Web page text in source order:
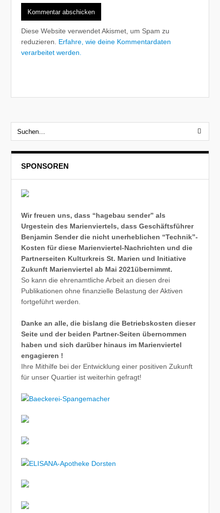
Diese Website verwendet Akismet, um Spam zu
reduzieren. Erfahre, wie deine Kommentardaten
verarbeitet werden.
SPONSOREN
Wir freuen uns, dass “hagebau sender” als
Urgestein des Marienviertels, dass Geschäftsführer
Benjamin Sender die nicht unerheblichen “Technik”-
Kosten für diese Marienviertel-Nachrichten und die
Partnerseiten Kulturkreis St. Marien und Initiative
Zukunft Marienviertel ab Mai 2021übernimmt.
So kann die ehrenamtliche Arbeit an diesen drei
Publikationen ohne finanzielle Belastung der Aktiven
fortgeführt werden.
Danke an alle, die bislang die Betriebskosten dieser
Seite und der beiden Partner-Seiten übernommen
haben und sich darüber hinaus im Marienviertel
engagieren !
Ihre Mithilfe bei der Entwicklung einer positiven Zukunft
für unser Quartier ist weiterhin gefragt!